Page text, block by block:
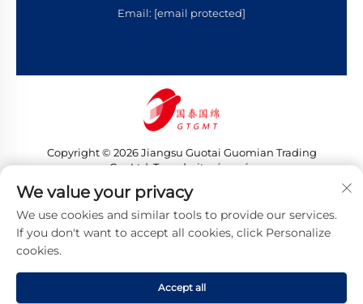
Email: [email protected]
Copyright © 2026 Jiangsu Guotai Guomian Trading
Co., Ltd. Tous droits réservés
Politique de confidentialité
We value your privacy
We use cookies and similar tools to provide our services.
If you don't want to accept all cookies, click Personalize
cookies.
Accept all